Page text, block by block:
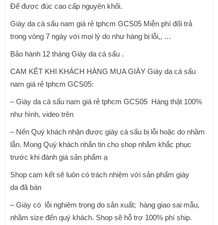
Đế được đúc cao cấp nguyên khối.
Giày da cá sấu nam giá rẻ tphcm GCS05 Miễn phí đổi trả
trong vòng 7 ngày với mọi lý do như hàng bị lỗi,, …
Bảo hành 12 tháng Giày da cá sấu .
CAM KẾT KHI KHÁCH HÀNG MUA GIÀY Giày da cá sấu
nam giá rẻ tphcm GCS05:
– Giày da cá sấu nam giá rẻ tphcm GCS05 Hàng thật 100%
như hình, video trên
– Nến Quý khách nhận được giày cá sấu bị lỗi hoặc do nhầm
lẫn. Mong Quý khách nhắn tin cho shop nhằm khắc phục
trước khi đánh giá sản phẩm ạ
Shop cam kết sẽ luôn có trách nhiệm với sản phẩm giày
da đã bán
– Giày có lỗi nghiêm trọng do sản xuất; hàng giao sai mẫu,
nhầm size đến quý khách. Shop sẽ hỗ trợ 100% phí ship.